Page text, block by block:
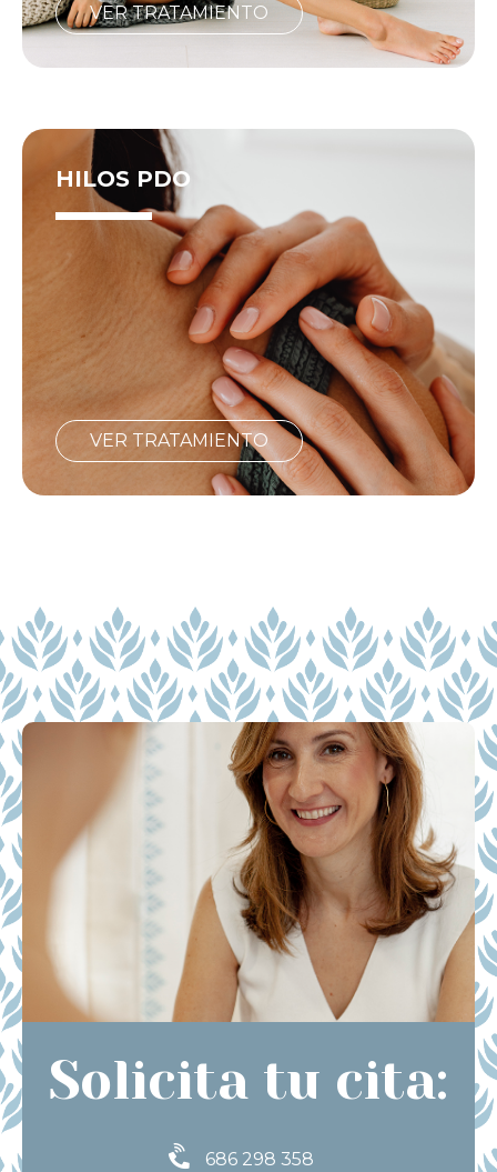
VER TRATAMIENTO
HILOS PDO
VER TRATAMIENTO
Solicita tu cita:
686 298 358